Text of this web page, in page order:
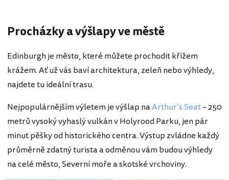
Procházky a výšlapy ve městě
Edinburgh je město, které můžete prochodit křížem
krážem. Ať už vás baví architektura, zeleň nebo výhledy,
najdete tu ideální trasu.
Nejpopulárnějším výletem je výšlap naArthur’s Seat– 250
metrů vysoký vyhaslý vulkán v Holyrood Parku, jen pár
minut pěšky od historického centra. Výstup zvládne každý
průměrně zdatný turista a odměnou vám budou výhledy
na celé město, Severní moře a skotské vrchoviny.